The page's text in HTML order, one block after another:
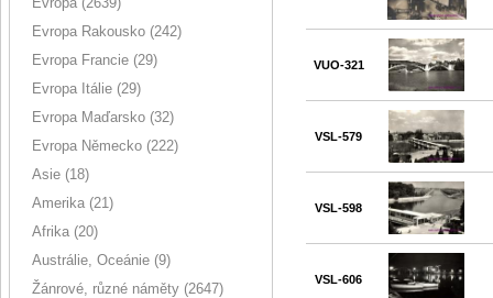
Evropa Rakousko (242)
Evropa Francie (29)
Evropa Itálie (29)
Evropa Maďarsko (32)
Evropa Německo (222)
Asie (18)
Amerika (21)
Afrika (20)
Austrálie, Oceánie (9)
Žánrové, různé náměty (2647)
VUO-321
VSL-579
VSL-598
VSL-606